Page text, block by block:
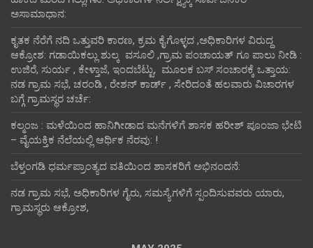
ಅಸಾಮಾಧಾನ:
ಕೃತಕ ನೆರೆಗೆ ನದಿ ಒತ್ತುವರಿ ಕಾರಣ, ಕ್ರಮ ಕೈಗೊಳ್ಳದ ,ಅಧಿಕಾರಿಗಳ ವಿರುದ್ದ
ಆಕ್ರೋಶ: ಗಡಾಯಿಕಲ್ಲು ಶುಲ್ಕ ವಸೂಲಿ ,ಗ್ರಾಮ ಪಂಚಾಯತ್ ಗೂ ಪಾಲು ನೀಡಿ :
ಉಜಿರೆ, ಸುರ್ಯ , ಕೇಳ್ತಾಜೆ, ಇಂದಬೆಟ್ಟು, ಮೂಲಕ ಬಸ್ ಸಂಚಾರಕ್ಕೆ ಒತ್ತಾಯ:
ನಡ ಗ್ರಾಮ ಸಭೆ, ಚರಂಡಿ , ರೇಶನ್ ಕಾರ್ಡ್ , ಸೇರಿದಂತೆ ಹಲವಾರು ವಿಚಾರಗಳ
ಬಗ್ಗೆ ಗ್ರಾಮಸ್ಥರ ಚರ್ಚೆ:
ಕಲ್ಮಂಜ : ಮಳೆಯಿಂದ ಹಾನಿಗೀಡಾದ ಮನೆಗಳಿಗೆ ಶಾಸಕ ಹರೀಶ್ ಪೂಂಜಾ ಭೇಟಿ
– ವೈಯಕ್ತಿಕ ನೆಲೆಯಲ್ಲಿ ಆರ್ಥಿಕ‌ ನೆರವು: !
ಬೆಳ್ತಂಗಡಿ ಧರ್ಮಪ್ರಾಂತ್ಯದ ವತಿಯಿಂದ ಶಾಸಕರಿಗೆ ಅಭಿನಂದನೆ:
ನಡ ಗ್ರಾಮ ಸಭೆ, ಅಧಿಕಾರಿಗಳ ಗೈರು, ಸಮಸ್ಯೆಗಳಿಗೆ ಸ್ಪಂದಿಸುವವರು ಯಾರು,
ಗ್ರಾಮಸ್ಥರು ಆಕ್ರೋಶ,